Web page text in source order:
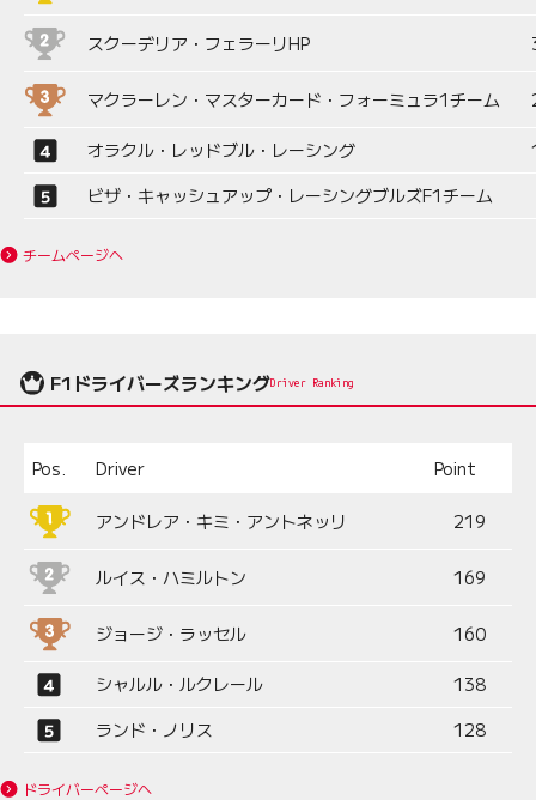
スクーデリア・フェラーリHP
マクラーレン・マスターカード・フォーミュラ1チーム
オラクル・レッドブル・レーシング
ビザ・キャッシュアップ・レーシングブルズF1チーム
チームページへ
F1ドライバーズランキングDriver Ranking
Pos. Driver Point
アンドレア・キミ・アントネッリ 219
ルイス・ハミルトン 169
ジョージ・ラッセル 160
シャルル・ルクレール
138
ランド・ノリス
128
ドライバーページへ